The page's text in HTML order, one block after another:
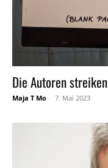
Die Autoren streiken
Maja T Mo - 7. Mai 2023